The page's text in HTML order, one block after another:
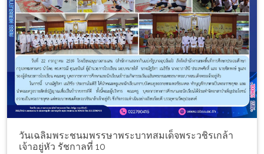
วันเฉลิมพระชนมพรรษาพระบาทสมเด็จพระวชิรเกล้า
เจ้าอยู่หัว รัชกาลที่ 10